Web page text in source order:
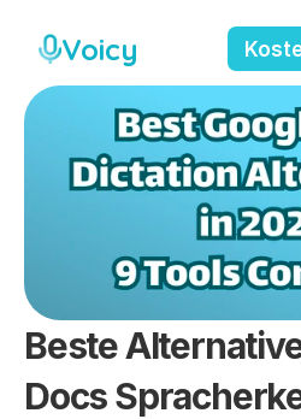
Voicy
Beste
Docs